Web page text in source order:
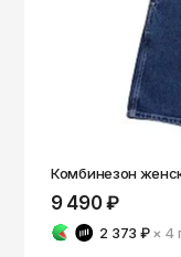
Комбинезон
9 490 ₽
2 373 ₽ × 4